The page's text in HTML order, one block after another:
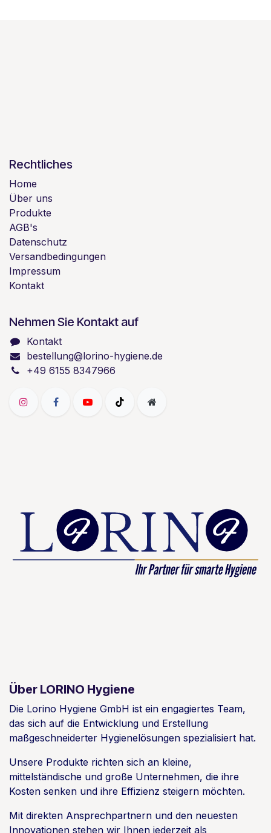
Rechtliches
Home
Über uns
Produkte
AGB's
Datenschutz
Versandbedingungen
Impressum
Kontakt
Nehmen Sie Kontakt auf
Kontakt
bestellung@lorino-hygiene.de
+49 6155 8347966
Über LORINO Hygiene
Die Lorino Hygiene GmbH ist ein engagiertes Team,
das sich auf die Entwicklung und Erstellung
maßgeschneiderter Hygienelösungen spezialisiert hat.
Unsere Produkte richten sich an kleine,
mittelständische und große Unternehmen, die ihre
Kosten senken und ihre Effizienz steigern möchten.
Mit direkten Ansprechpartnern und den neuesten
Innovationen stehen wir Ihnen jederzeit als